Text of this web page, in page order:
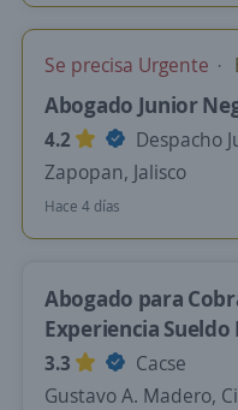
Se precisa Urgente
Abogado Junior
4.2
Despacho
Zapopan, Jalisco
Hace 4 días
Abogado para
Experiencia
3.3
Cacse
Gustavo A. Madero,